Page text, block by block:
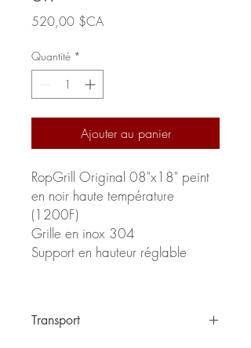
520,00 $CAPrix
Quantité *
Ajouter au panier
RopGrill Original 08"x18" peint
en noir haute température
(1200F)
Grille en inox 304
Support en hauteur réglable
Transport